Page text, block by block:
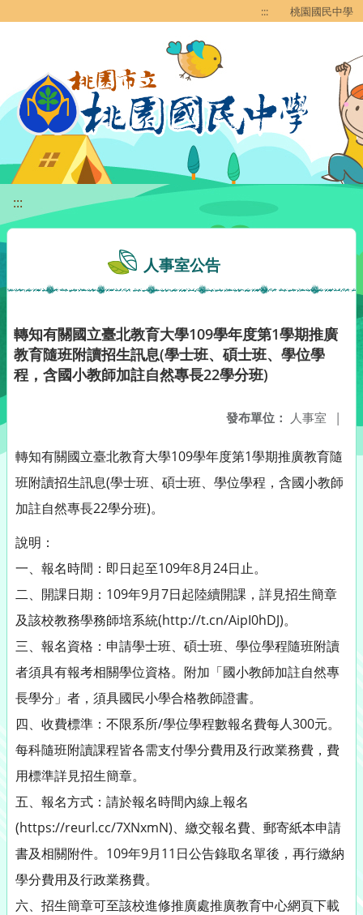
::: 桃園國民中學
:::
人事室公告
轉知有關國立臺北教育大學109學年度第1學期推廣
教育隨班附讀招生訊息(學士班、碩士班、學位學
程，含國小教師加註自然專長22學分班)
發布單位： 人事室 |
轉知有關國立臺北教育大學109學年度第1學期推廣教育隨
班附讀招生訊息(學士班、碩士班、學位學程，含國小教師
加註自然專長22學分班)。
說明：
一、報名時間：即日起至109年8月24日止。
二、開課日期：109年9月7日起陸續開課，詳見招生簡章
及該校教務學務師培系統(http://t.cn/AipI0hDJ)。
三、報名資格：申請學士班、碩士班、學位學程隨班附讀
者須具有報考相關學位資格。附加「國小教師加註自然專
長學分」者，須具國民小學合格教師證書。
四、收費標準：不限系所/學位學程數報名費每人300元。
每科隨班附讀課程皆各需支付學分費用及行政業務費，費
用標準詳見招生簡章。
五、報名方式：請於報名時間內線上報名
(https://reurl.cc/7XNxmN)、繳交報名費、郵寄紙本申請
書及相關附件。109年9月11日公告錄取名單後，再行繳納
學分費用及行政業務費。
六、招生簡章可至該校進修推廣處推廣教育中心網頁下載